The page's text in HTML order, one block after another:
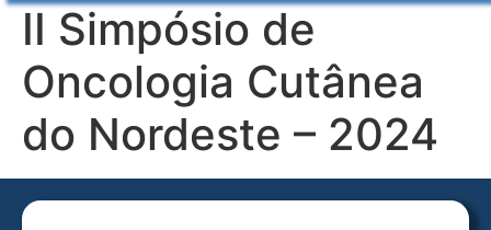
II Simpósio de
Oncologia Cutânea
do Nordeste – 2024